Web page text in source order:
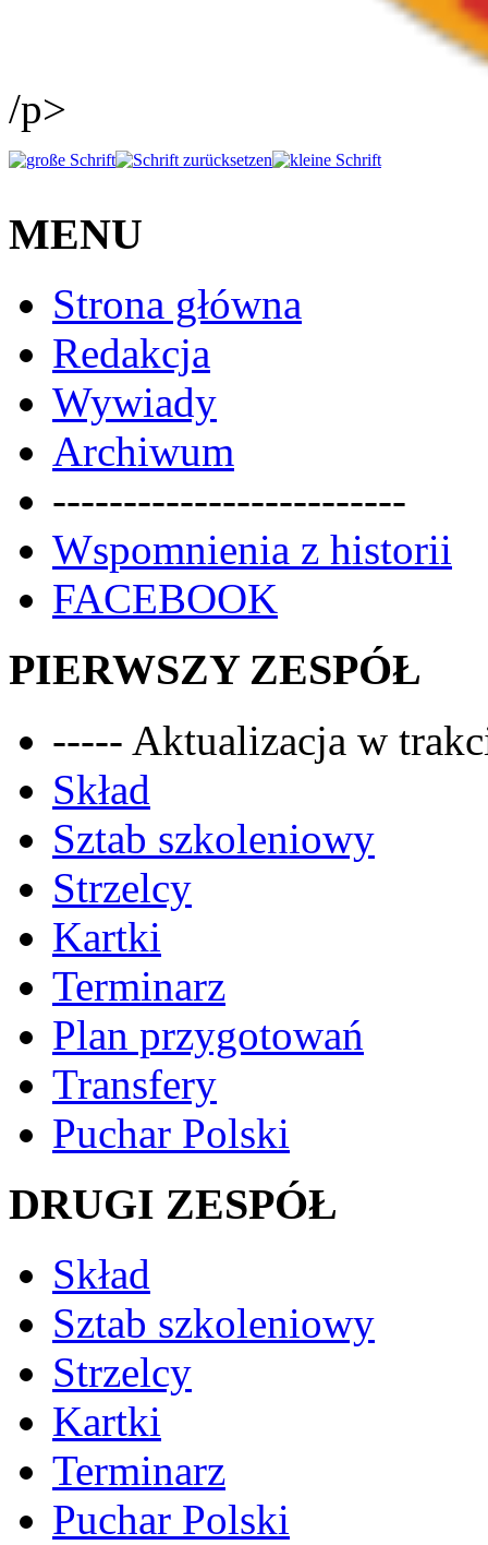
/p>
MENU
Strona główna
Redakcja
Wywiady
Archiwum
-------------------------
Wspomnienia z historii
FACEBOOK
PIERWSZY ZESPÓŁ
----- Aktualizacja w
Skład
Sztab szkoleniowy
Strzelcy
Kartki
Terminarz
Plan przygotowań
Transfery
Puchar Polski
DRUGI ZESPÓŁ
Skład
Sztab szkoleniowy
Strzelcy
Kartki
Terminarz
Puchar Polski